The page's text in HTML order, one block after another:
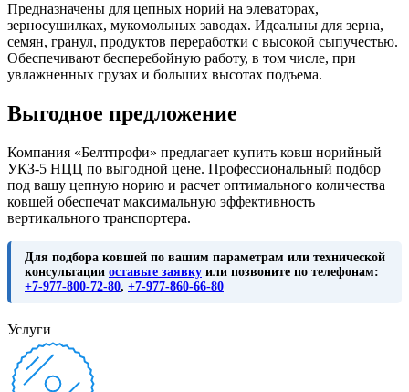
Предназначены для цепных норий на элеваторах,
зерносушилках, мукомольных заводах. Идеальны для зерна,
семян, гранул, продуктов переработки с высокой сыпучестью.
Обеспечивают бесперебойную работу, в том числе, при
увлажненных грузах и больших высотах подъема.
Выгодное предложение
Компания «Белтпрофи» предлагает купить ковш норийный
УКЗ-5 НЦЦ по выгодной цене. Профессиональный подбор
под вашу цепную норию и расчет оптимального количества
ковшей обеспечат максимальную эффективность
вертикального транспортера.
Для подбора ковшей по вашим параметрам или технической
консультации оставьте заявку или позвоните по телефонам:
+7-977-800-72-80, +7-977-860-66-80
Услуги